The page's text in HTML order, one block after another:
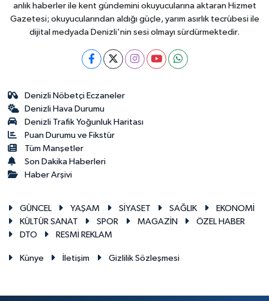
anlık haberler ile kent gündemini okuyucularına aktaran Hizmet
Gazetesi; okuyucularından aldığı güçle, yarım asırlık tecrübesi ile
dijital medyada Denizli'nin sesi olmayı sürdürmektedir.
Denizli Nöbetçi Eczaneler
Denizli Hava Durumu
Denizli Trafik Yoğunluk Haritası
Puan Durumu ve Fikstür
Tüm Manşetler
Son Dakika Haberleri
Haber Arşivi
GÜNCEL YAŞAM SİYASET SAĞLIK
EKONOMİ
KÜLTÜR SANAT
SPOR MAGAZİN
ÖZEL HABER
DTO
RESMİ REKLAM
Künye İletişim Gizlilik Sözleşmesi